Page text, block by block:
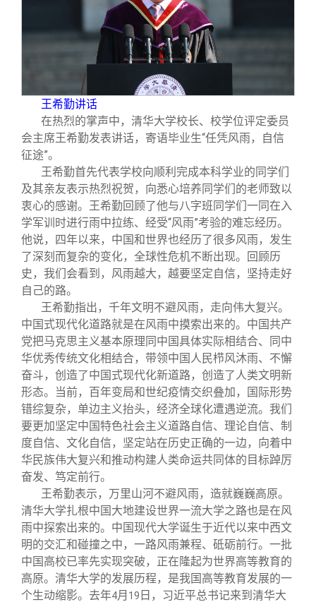
王希勤讲话
在热烈的掌声中，清华大学校长、校学位评定委员
会主席王希勤发表讲话，寄语毕业生“任凭风雨，自信
征途”。
王希勤首先代表学校向顺利完成本科学业的同学们
及其亲友表示热烈祝贺，向悉心培养同学们的老师致以
衷心的感谢。王希勤回顾了他与八字班同学们一同在入
学军训时进行雨中拉练、经受“风雨”考验的难忘经历。
他说，四年以来，中国和世界也经历了很多风雨，发生
了深刻而复杂的变化，全球性危机不断出现。回顾历
史，我们会看到，风雨越大，越要坚定自信，坚持走好
自己的路。
王希勤指出，千年文明不避风雨，走向伟大复兴。
中国式现代化道路就是在风雨中摸索出来的。中国共产
党把马克思主义基本原理同中国具体实际相结合、同中
华优秀传统文化相结合，带领中国人民栉风沐雨、不懈
奋斗，创造了中国式现代化新道路，创造了人类文明新
形态。当前，百年变局和世纪疫情交织叠加，国际形势
错综复杂，单边主义抬头，经济全球化遭遇逆流。我们
要更加坚定中国特色社会主义道路自信、理论自信、制
度自信、文化自信，坚定站在历史正确的一边，向着中
华民族伟大复兴和推动构建人类命运共同体的目标踔厉
奋发、笃定前行。
王希勤表示，万里山河不避风雨，造就巍巍高原。
清华大学扎根中国大地建设世界一流大学之路也是在风
雨中探索出来的。中国现代大学诞生于近代以来中西文
明的交汇和碰撞之中，一路风雨兼程、砥砺前行。一批
中国高校已率先实现突破，正在隆起为世界高等教育的
高原。清华大学的发展历程，是我国高等教育发展的一
个生动缩影。去年4月 19 日，习近平总书记来到清华大